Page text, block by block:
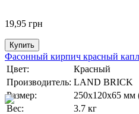
19,95 грн
Купить
Фасонный кирпич красный
Цвет:
Красный
Производитель: LAND BRICK
Размер:
250х120х65
Вес:
3.7 кг